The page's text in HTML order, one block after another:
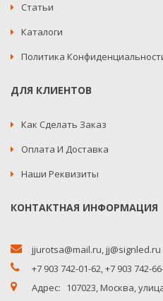
Статьи
Каталоги
Политика
ДЛЯ КЛИЕНТОВ
Как Сделать Заказ
Оплата И Доставка
Наши Реквизиты
КОНТАКТНАЯ ИНФОРМАЦИЯ
jjurotsa@mail.ru,jj@signled.ru
+7 903 742-01-62,+7 903 742-
Адрес: 107023, Москва,